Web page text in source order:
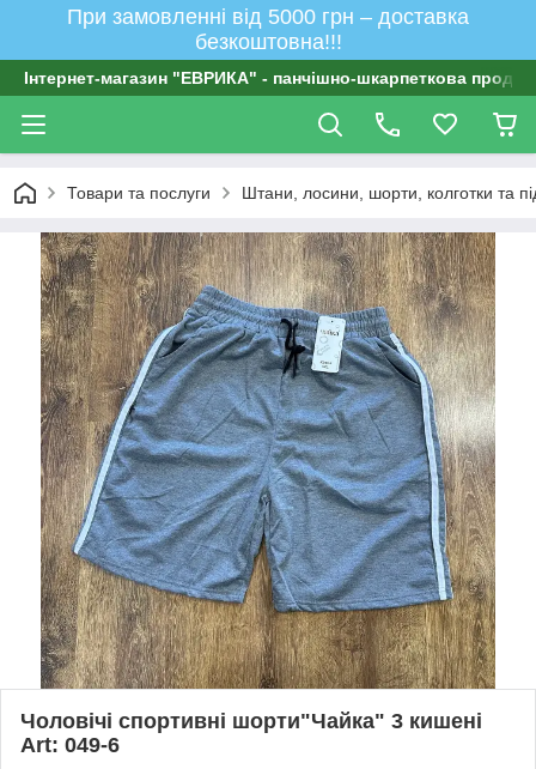
При замовленні від 5000 грн – доставка
безкоштовна!!!
Інтернет-магазин "ЕВРИКА" - панчішно-шкарпеткова
Товари та послуги Штани, лосини, шорти, колготки та
Чоловічі спортивні шорти"Чайка" 3 кишені
Art: 049-6